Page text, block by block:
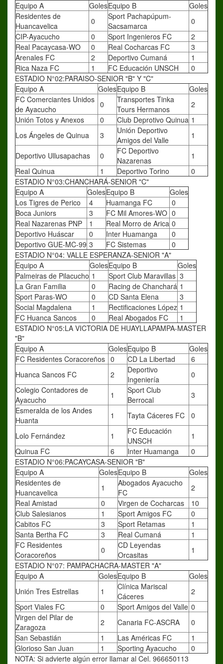
Equipo A GolesEquipo B
Goles
Residentes de
Huancavelica
0
Sport Pachapúpum-
Sacsamarca
0
CIP-Ayacucho
0 Sport Ingenieros FC
2
Real Pacaycasa-WO
0 Real Cocharcas FC
3
Arenales FC
2 Deportivo Cumaná
1
Rica Naza FC
1 FC Educación UNSCH
0
ESTADIO N°02:PARAISO-SENIOR "B" Y "C"
Equipo A
GolesEquipo B
Goles
FC Comerciantes Unidos
de Ayacucho
0
Transportes Tinka
Tours Hermanos
2
Unión Totos y Anexos
0 Club Deprotivo Quinua 1
Los Ángeles de Quinua
3
Unión Deportivo
Amigos del Valle
1
Deportivo Ullusapachas 0
FC Deportivo
Nazarenas
1
Real Quinua
1 Deportivo Torino
0
ESTADIO N°03:CHANCHARÁ-SENIOR "C"
Equipo A
GolesEquipo B
Goles
Los Tigres de Perico
4 Huamanga FC
0
Boca Juniors
3 FC Mil Amores-WO 0
Real Nazarenas PNP
1 Real Morro de Arica 0
Deportivo Huáscar
0 Inter Huamanga
0
Deportivo GUE-MC-99 3 FC Sistemas
0
ESTADIO N°04: VALLE ESPERANZA-SENIOR "A"
Equipo A
GolesEquipo B
Goles
Palmeiras de Pilacucho 1 Sport Club Maravillas 3
La Gran Familia
0 Racing de Chanchará 1
Sport Paras-WO
0 CD Santa Elena
3
Social Magdalena
1 Rectificaciones López 1
FC Huanca Sancos
0 Real Abogados FC
1
ESTADIO N°05:LA VICTORIA DE HUAYLLAPAMPA-MASTER
"B"
Equipo A
GolesEquipo B
Goles
FC Residentes Coracoreños 0 CD La Libertad
6
Huanca Sancos FC
2
Deportivo
Ingeniería
0
Colegio Contadores de
Ayacucho
1
Sport Club
Berrocal
3
Esmeralda de los Andes
Huanta
1 Tayta Cáceres FC 0
Lolo Fernández 1
FC Educación
UNSCH
1
Quinua FC
6 Inter Huamanga
0
ESTADIO N°06:PACAYCASA-SENIOR "B"
Equipo A
GolesEquipo B
Goles
Residentes de
Huancavelica
1
Abogados Ayacucho
FC
2
Real Amistad
0 Virgen de Cocharcas
10
Club Salesianos
1 Sport Amigos FC
0
Cabitos FC
3 Sport Retamas
1
Santa Bertha FC
3 Real Cumaná
1
FC Residentes
Coracoreños
0
CD Leyendas
Orcasitas
1
ESTADIO N°07: PAMPACHACRA-MASTER "A"
Equipo A
GolesEquipo B
Goles
Unión Tres Estrellas
1
Clínica Mariscal
Cáceres
2
Sport Viales FC
0 Sport Amigos del Valle 0
Virgen del Pilar de
Zaragoza
2 Canaria FC-ASCRA
0
San Sebastián
1 Las Américas FC
1
Glorioso San Juan
1 Sporting Ayacucho
0
NOTA: Si advierte algún error llamar al Cel. 966650113